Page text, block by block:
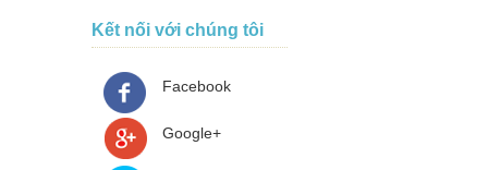
Kết nối với chúng tôi
Facebook
Google+